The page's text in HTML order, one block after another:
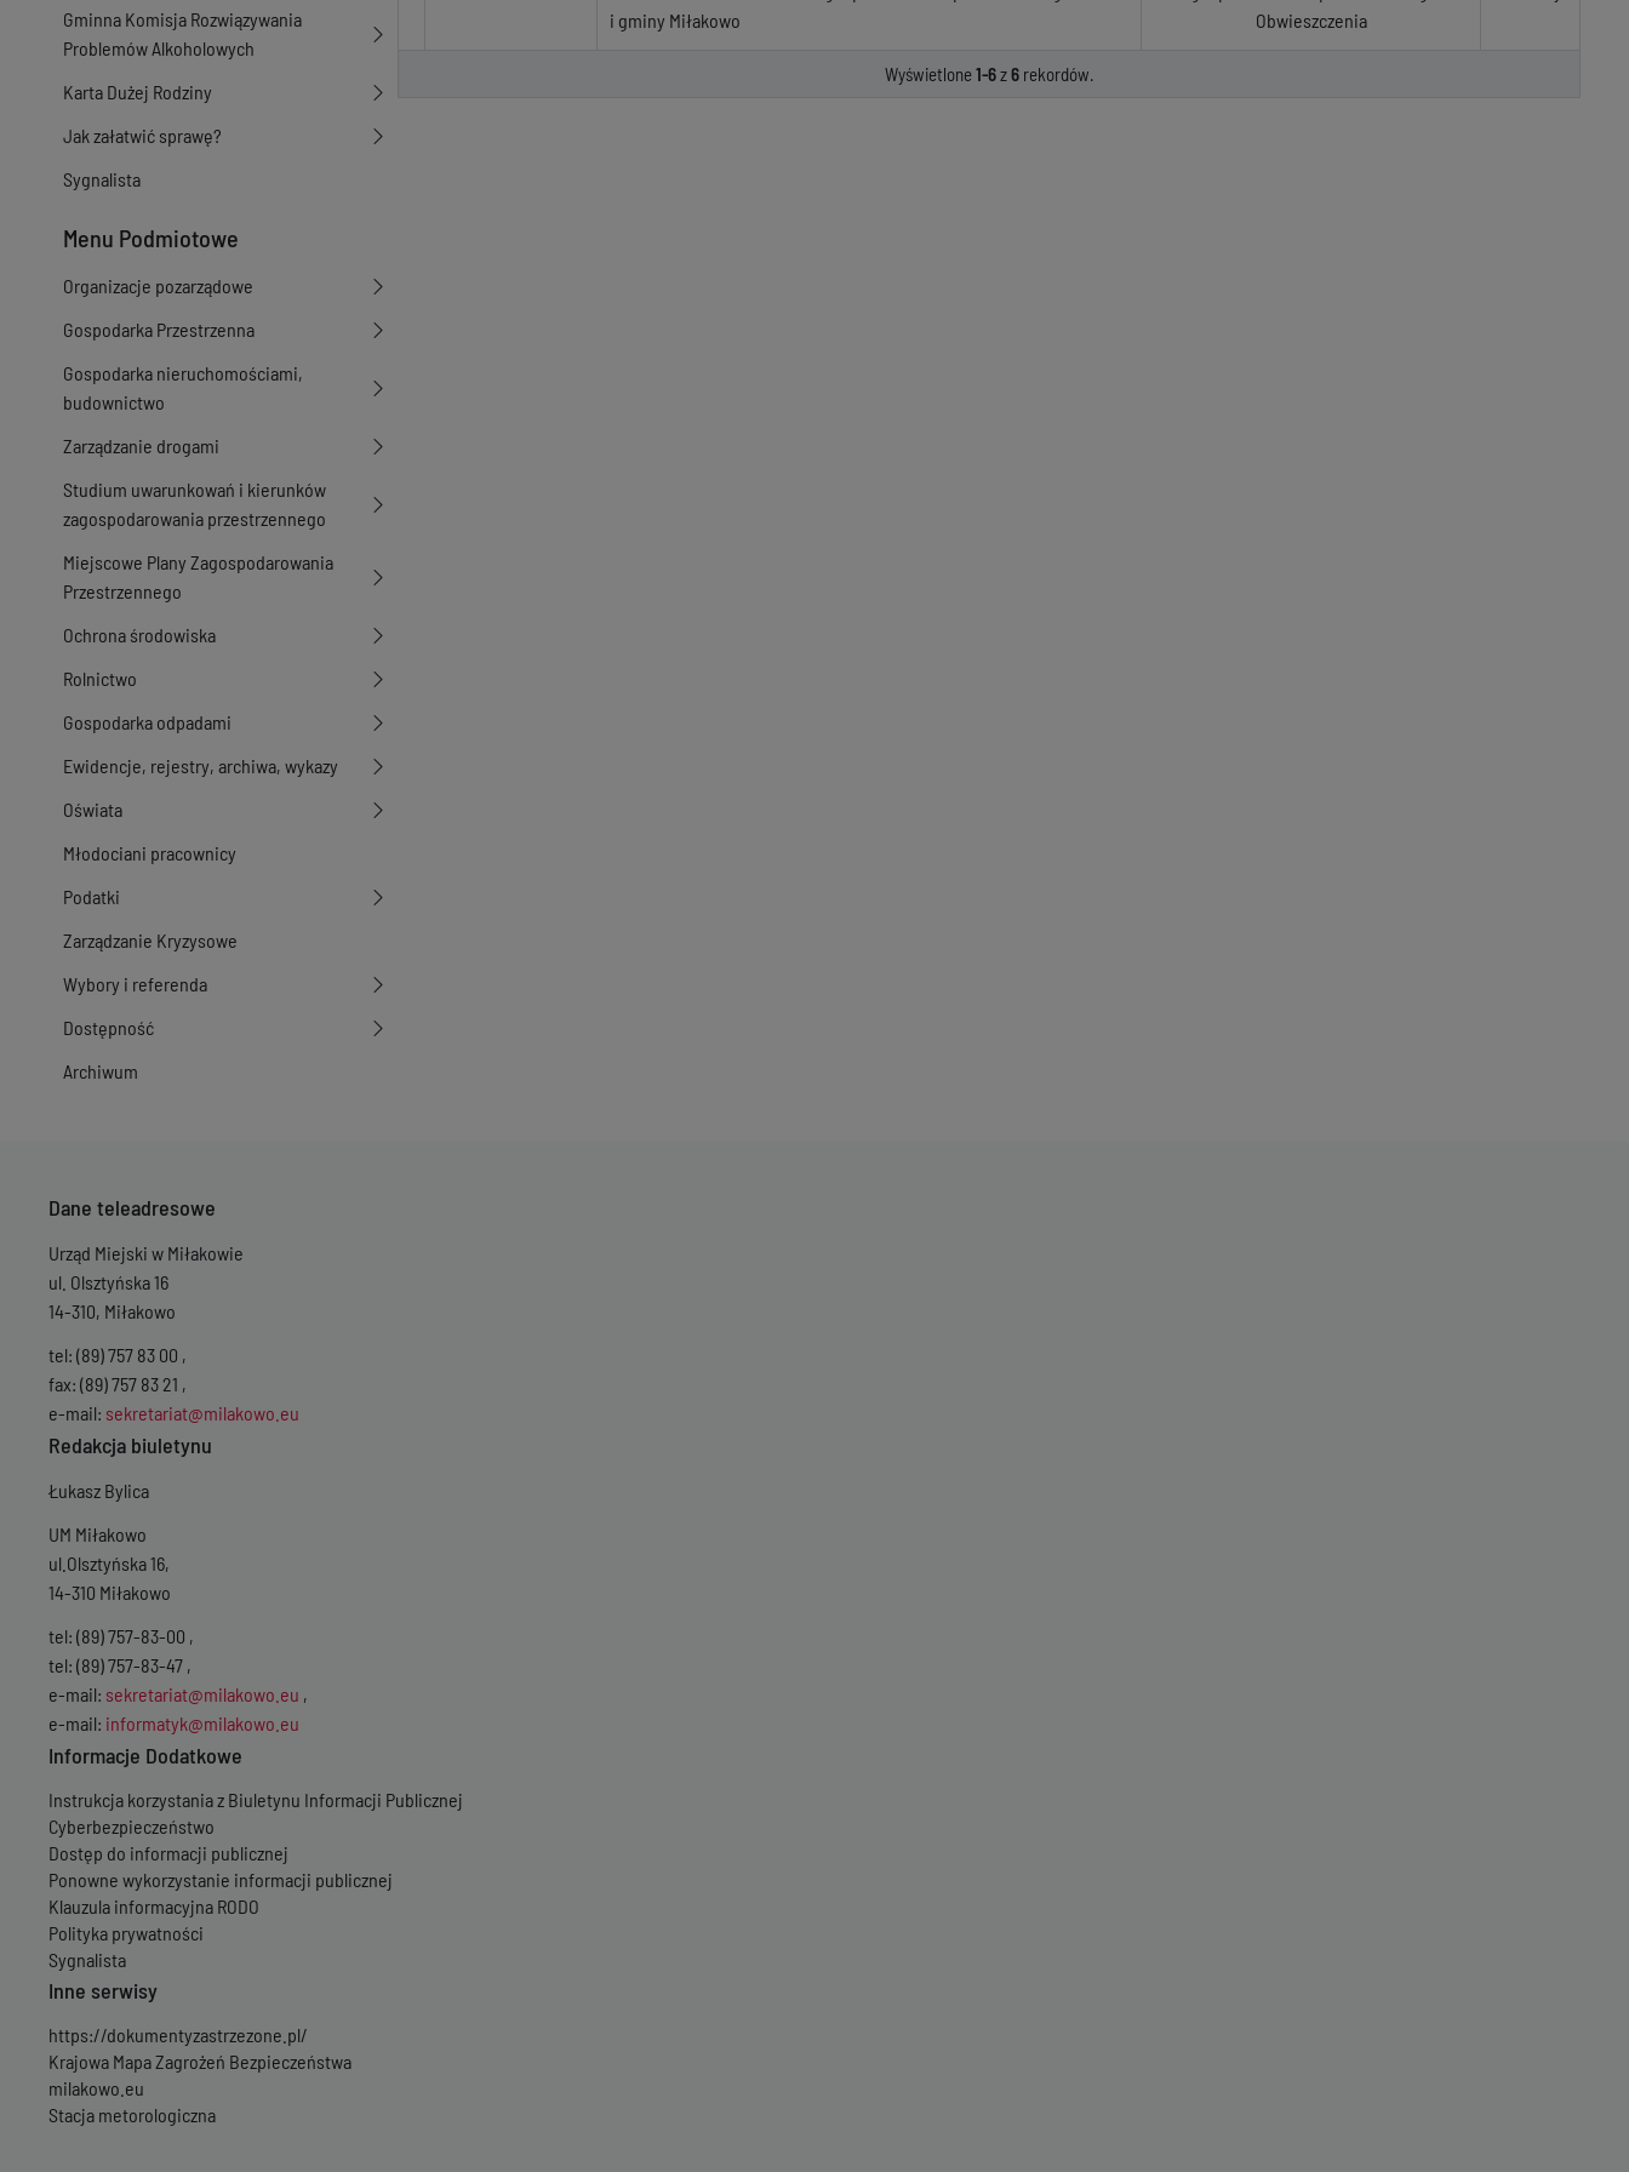
Gminna Komisja Rozwiązywania
Problemów Alkoholowych
Karta Dużej Rodziny
Jak załatwić sprawę?
Sygnalista
Menu Podmiotowe
Organizacje pozarządowe
Gospodarka Przestrzenna
Gospodarka nieruchomościami,
budownictwo
Zarządzanie drogami
Studium uwarunkowań i kierunków
zagospodarowania przestrzennego
Miejscowe Plany Zagospodarowania
Przestrzennego
Ochrona środowiska
Rolnictwo
Gospodarka odpadami
Ewidencje, rejestry, archiwa, wykazy
Oświata
Młodociani pracownicy
Podatki
Zarządzanie Kryzysowe
Wybory i referenda
Dostępność
Archiwum
i gminy Miłakowo
Obwieszczenia
Wyświetlone1-6z6rekordów.
Dane teleadresowe
Urząd Miejski w Miłakowie
ul. Olsztyńska 16
14-310, Miłakowo
tel: (89) 757 83 00 ,
fax: (89) 757 83 21 ,
e-mail: sekretariat@milakowo.eu
Redakcja biuletynu
Łukasz Bylica
UM Miłakowo
ul.Olsztyńska 16,
14-310 Miłakowo
tel: (89) 757-83-00 ,
tel: (89) 757-83-47 ,
e-mail: sekretariat@milakowo.eu ,
e-mail: informatyk@milakowo.eu
Informacje Dodatkowe
Instrukcja korzystania z Biuletynu Informacji Publicznej
Cyberbezpieczeństwo
Dostęp do informacji publicznej
Ponowne wykorzystanie informacji publicznej
Klauzula informacyjna RODO
Polityka prywatności
Sygnalista
Inne serwisy
https://dokumentyzastrzezone.pl/
Krajowa Mapa Zagrożeń Bezpieczeństwa
milakowo.eu
Stacja metorologiczna